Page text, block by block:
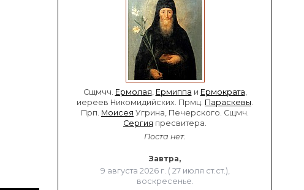
Сщмчч. Ермолая Ермиппа и Ермократа
иереев Никомидийских. Прмц. Параскевы
Прп. Моисея Угрина, Печерского. Сщмч.
Сергия пресвитера.
Поста нет.
Завтра,
9 августа 2026 г. ( 27 июля ст.ст.),
воскресенье.